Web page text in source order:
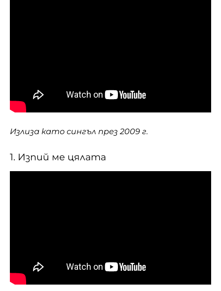
Излиза като сингъл през 2009 г.
1. Изпий ме цялата